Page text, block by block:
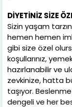
DİYETİNİZ SİZE
Sizin yaşam
hemen hemen
gibi size özel
koşullarınız,
hazırlanabilir ve
zevkinize, hatta
taşıyor. Beslenme
dengeli ve her